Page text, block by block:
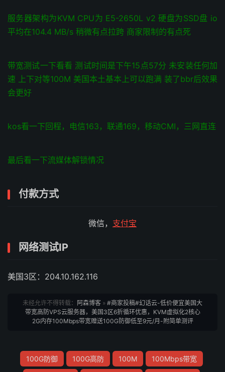
服务器架构为KVM CPU为 E5-2650L v2 硬盘为SSD盘 io
平均在104.4 MB/s 稍微有点拉跨 商家限制的有点死
带宽测试一下看看 测试时间是下午15点57分 未安装任何加
速 上下对等100M 美国本土基本上可以跑满 装了bbr后效果
会更好
kos看一下回程，电信163，联通169，移动CMI，三网直连
最后看一下流媒体解锁情况
付款方式
微信， 支付宝
网络测试IP
美国3区：204.10.162.116
未经允许不得转载： 阿森博客 » #商家投稿#幻话云-低价便宜美国大
带宽高防VPS云服务器，美国3区6折循环优惠，KVM虚拟化2核心
2G内存100Mbps带宽赠送100G防御低至9元/月-附简单测评
100G防御 100G高防 100M 100Mbps带宽